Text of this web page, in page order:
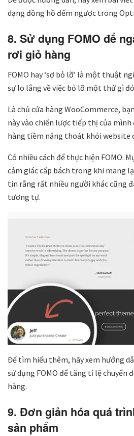
dạng đồng hồ đếm ngược trong
8. Sử dụng FOMO để
rơi giỏ hàng
FOMO hay ‘sợ bỏ lỡ’ là một thuật
sự lo lắng về việc bỏ lỡ một thứ gì
Là chủ cửa hàng WooCommerce,
này vào chiến lược tiếp thị của mình
hàng tiềm năng thoát khỏi website
Có nhiều cách để thực hiện FOMO.
cảm giác cấp bách trong khi mang
tin rằng rất nhiều người khác cũng
tương tự.
Để tìm hiểu thêm, hãy xem hướng
sử dụng FOMO để tăng tỉ lệ chuyển
hàng.
9. Đơn giản hóa quá
sản phẩm